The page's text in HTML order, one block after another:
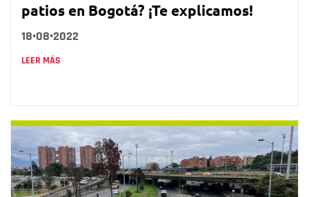
patios en Bogotá? ¡Te explicamos!
18•08•2022
LEER MÁS